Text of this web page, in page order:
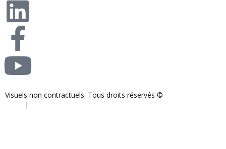
Visuels non contractuels. Tous droits réservés ©
|